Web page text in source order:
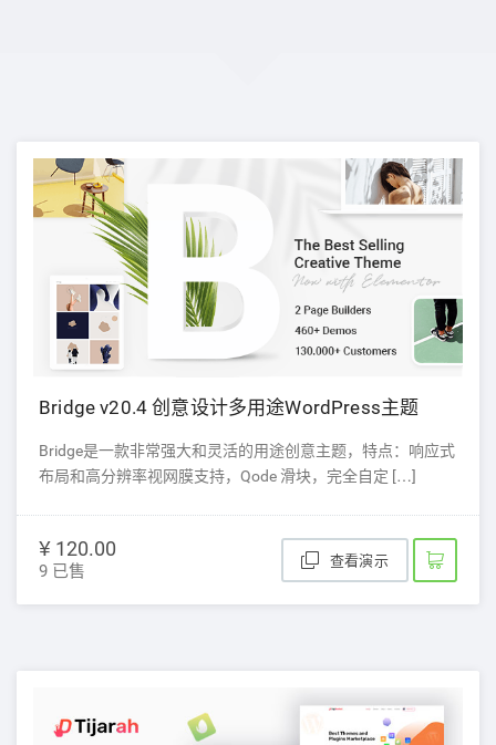
Bridge v20.4 创意设计多用途WordPress主题
Bridge是一款非常强大和灵活的用途创意主题，特点：响应式
布局和高分辨率视网膜支持，Qode 滑块，完全自定 […]
¥ 120.00
9 已售
查看演示